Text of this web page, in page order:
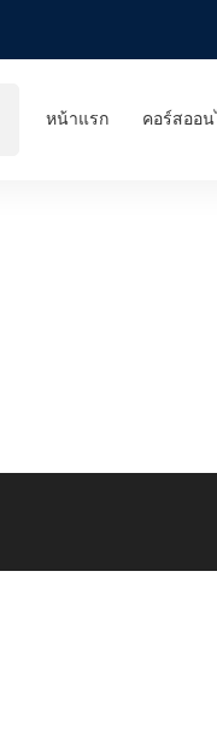
หน้าแรก คอร์สออ